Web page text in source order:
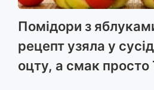
Помідори з
рецепт узяла у
оцту, а смак